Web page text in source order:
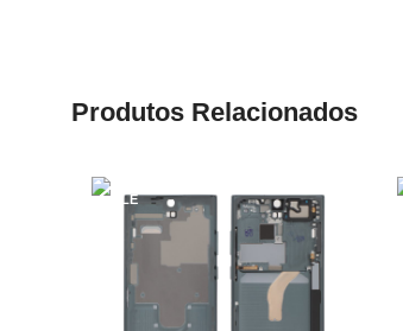
Produtos Relacionados